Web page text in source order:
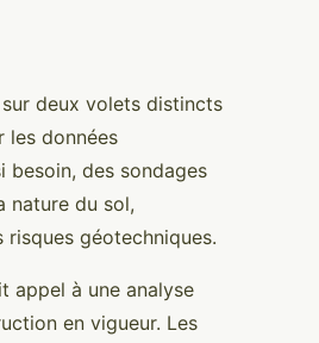
deux volets distincts
les données
besoin, des sondages
nature du sol,
géotechniques.
appel à une analyse
en vigueur. Les